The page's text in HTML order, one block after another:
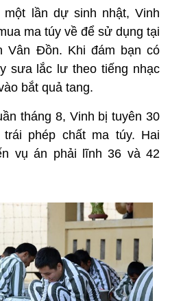
một lần dự sinh nhật, Vinh
ma túy về để sử dụng tại
Vân Đồn. Khi đám bạn có
sưa lắc lư theo tiếng nhạc
bắt quả tang.
tháng 8, Vinh bị tuyên 30
phép chất ma túy. Hai
vụ án phải lĩnh 36 và 42